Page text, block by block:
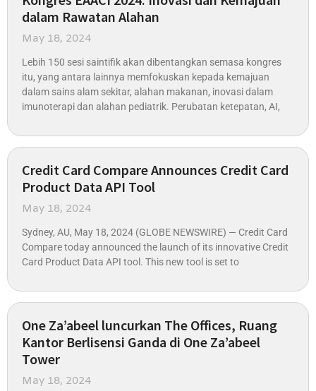
dalam Rawatan Alahan
May 18, 2024
Lebih 150 sesi saintifik akan dibentangkan semasa kongres
itu, yang antara lainnya memfokuskan kepada kemajuan
dalam sains alam sekitar, alahan makanan, inovasi dalam
imunoterapi dan alahan pediatrik. Perubatan ketepatan, AI,
Credit Card Compare Announces Credit Card
Product Data API Tool
May 18, 2024
Sydney, AU, May 18, 2024 (GLOBE NEWSWIRE) — Credit Card
Compare today announced the launch of its innovative Credit
Card Product Data API tool. This new tool is set to
One Za’abeel luncurkan The Offices, Ruang
Kantor Berlisensi Ganda di One Za’abeel
Tower
May 18, 2024